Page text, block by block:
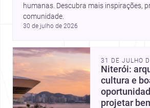
humanas. Descubra mais inspirações,
comunidade.
30 de julho de 2026
31 DE JULHO
Niterói:
cultura e
projetar